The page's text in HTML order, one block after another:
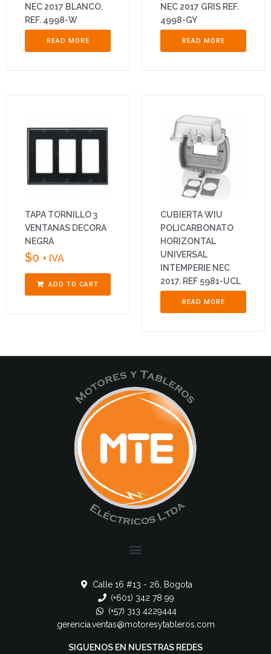
NEC 2017 BLANCO.
REF. 4998-W
READ MORE
NEC 2017 GRIS REF.
4998-GY
READ MORE
TAPA TORNILLO 3
VENTANAS DECORA
NEGRA
$0 + IVA
ADD TO CART
CUBIERTA WIU
POLICARBONATO
HORIZONTAL
UNIVERSAL
INTEMPERIE NEC
2017. REF 5981-UCL
READ MORE
Calle 16 #13 - 26, Bogota
(+601) 342 78 99
(+57) 313 4229444
gerencia.ventas@motoresytableros.com
SIGUENOS EN NUESTRAS REDES